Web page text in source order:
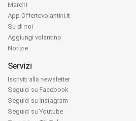
Marchi
App Offertevolantini.it
Su di noi
Aggiungi volantino
Notizie
Servizi
Iscriviti alla newsletter
Seguici su Facebook
Seguici su Instagram
Seguici su Youtube